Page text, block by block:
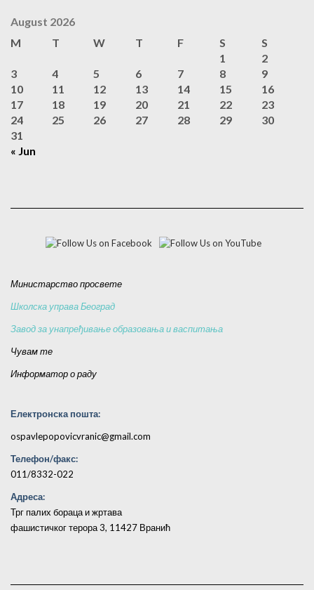
August 2026
M
T W T F S S
« Jun
1
2
3
4 5 6 7 8
9
10
11 12 13 14 15
16
17
18 19 20 21 22
23
24
25 26 27 28 29
30
31
Министарство просвете
Школска управа Београд
Завод за унапређивање образовања и васпитања
Чувам те
Информатор о раду
Електронска пошта:
ospavlepopovicvranic@gmail.com
Телефон/факс:
011/8332-022
Адреса:
Трг палих бораца и жртава
фашистичког терора 3, 11427 Вранић